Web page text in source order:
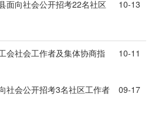
面向社会公开招考22名社区
10-13
会社会工作者及集体协商指
10-11
社会公开招考3名社区工作者
09-17